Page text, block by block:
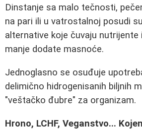
Dinstanje sa malo tečnosti,
na pari ili u vatrostalnoj posudi
alternative koje čuvaju nutrijente
manje dodate masnoće.
Jednoglasno se osuđuje
delimično hidrogenisanih biljnih
"veštačko đubre" za organizam.
Hrono, LCHF, Veganstvo...